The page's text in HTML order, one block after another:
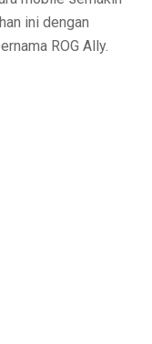
ini dengan
ROG Ally.